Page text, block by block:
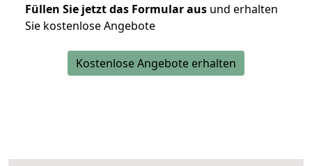
Füllen Sie jetzt das Formular aus und erhalten
Sie kostenlose Angebote
Kostenlose Angebote erhalten